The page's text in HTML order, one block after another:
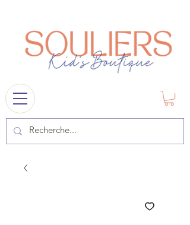
souliers 1841@gmail.com